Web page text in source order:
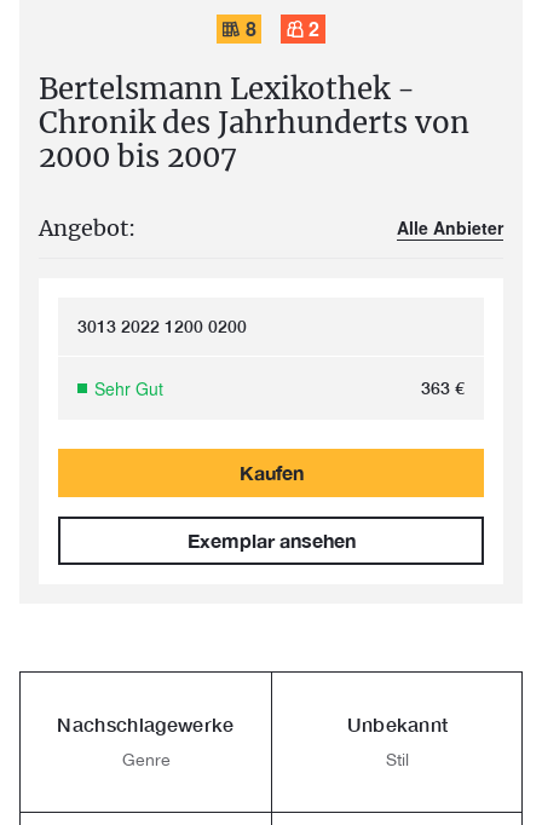
8 2
Bertelsmann Lexikothek -
Chronik des Jahrhunderts von
2000 bis 2007
Angebot: Alle Anbieter
3013 2022 1200 0200
Sehr Gut 363 €
Kaufen
Exemplar ansehen
Nachschlagewerke
Genre
Unbekannt
Stil